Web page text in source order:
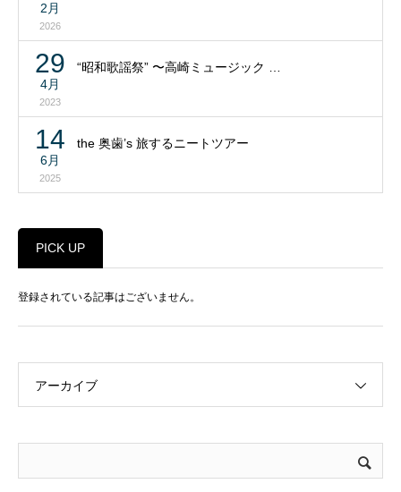
2月
2026
29
4月
2023
“昭和歌謡祭” 〜高崎ミュージック …
14
6月
2025
the 奥歯’s 旅するニートツアー
PICK UP
登録されている記事はございません。
アーカイブ